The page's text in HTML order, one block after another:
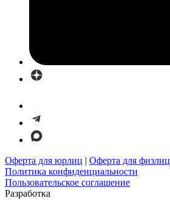
Оферта для юрлиц | Оферта для физлиц
Политика конфиденциальности
Пользовательское соглашение
Разработка